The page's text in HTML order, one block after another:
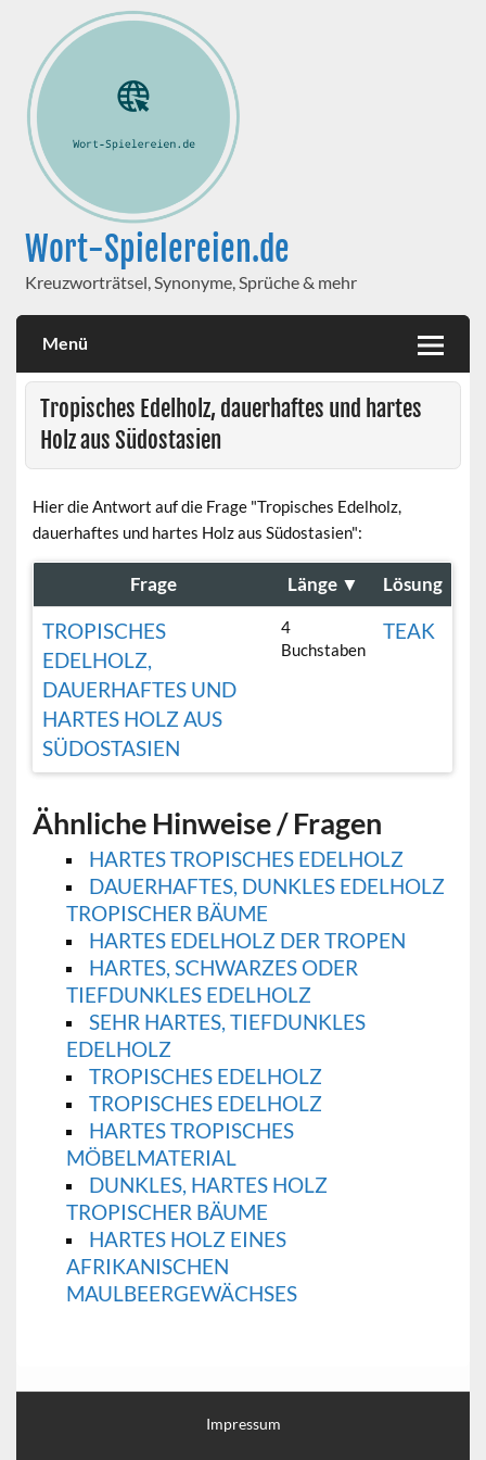
Wort-Spielereien.de
Kreuzworträtsel, Synonyme, Sprüche & mehr
Menü
Tropisches Edelholz, dauerhaftes und hartes
Holz aus Südostasien
Hier die Antwort auf die Frage "Tropisches Edelholz,
dauerhaftes und hartes Holz aus Südostasien":
Frage Länge ▼ Lösung
TROPISCHES
EDELHOLZ,
DAUERHAFTES UND
HARTES HOLZ AUS
SÜDOSTASIEN
4
Buchstaben
TEAK
Ähnliche Hinweise / Fragen
HARTES TROPISCHES EDELHOLZ
DAUERHAFTES, DUNKLES EDELHOLZ
TROPISCHER BÄUME
HARTES EDELHOLZ DER TROPEN
HARTES, SCHWARZES ODER
TIEFDUNKLES EDELHOLZ
SEHR HARTES, TIEFDUNKLES
EDELHOLZ
TROPISCHES EDELHOLZ
TROPISCHES EDELHOLZ
HARTES TROPISCHES
MÖBELMATERIAL
DUNKLES, HARTES HOLZ
TROPISCHER BÄUME
HARTES HOLZ EINES
AFRIKANISCHEN
MAULBEERGEWÄCHSES
Impressum